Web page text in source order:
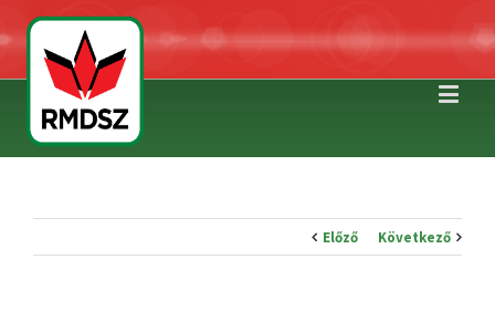
Előző Következő